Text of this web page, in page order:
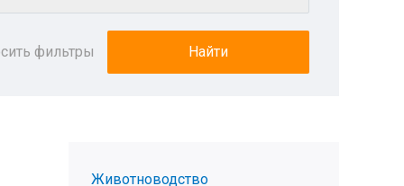
фильтры
Животноводство